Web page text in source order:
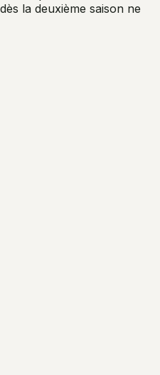
la deuxième saison ne